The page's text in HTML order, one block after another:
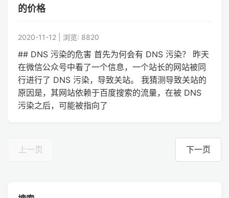
的价格
2020-11-12 | 浏览: 8820
## DNS 污染的危害 首先为何会有 DNS 污染？ 昨天
在微信公众号中看了一个信息，一个站长的网站被同
行进行了 DNS 污染，导致关站。 我猜测导致关站的
原因是，其网站依赖于百度搜索的流量，在被 DNS
污染之后，可能被指向了
上一页 下一页